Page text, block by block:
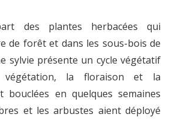
des plantes herbacées qui
de forêt et dans les sous-bois de
sylvie présente un cycle végétatif
la floraison et la
bouclées en quelques semaines
et les arbustes aient déployé